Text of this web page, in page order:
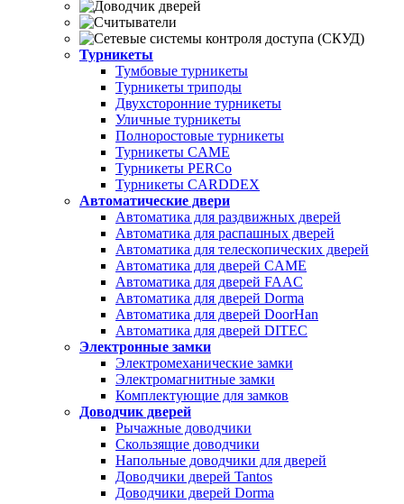
Турникеты
Тумбовые турникеты
Турникеты триподы
Двухсторонние турникеты
Уличные турникеты
Полноростовые турникеты
Турникеты CAME
Турникеты PERCo
Турникеты CARDDEX
Автоматические двери
Автоматика для раздвижных дверей
Автоматика для распашных дверей
Автоматика для телескопических дверей
Автоматика для дверей CAME
Автоматика для дверей FAAC
Автоматика для дверей Dorma
Автоматика для дверей DoorHan
Автоматика для дверей DITEC
Электронные замки
Электромеханические замки
Электромагнитные замки
Комплектующие для замков
Доводчик дверей
Рычажные доводчики
Скользящие доводчики
Напольные доводчики для дверей
Доводчики дверей Tantos
Доводчики дверей Dorma